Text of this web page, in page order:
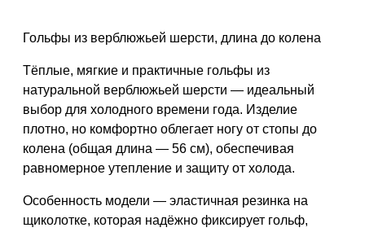
Гольфы из верблюжьей шерсти, длина до колена
Тёплые, мягкие и практичные гольфы из
натуральной верблюжьей шерсти — идеальный
выбор для холодного времени года. Изделие
плотно, но комфортно облегает ногу от стопы до
колена (общая длина — 56 см), обеспечивая
равномерное утепление и защиту от холода.
Особенность модели — эластичная резинка на
щиколотке, которая надёжно фиксирует гольф,